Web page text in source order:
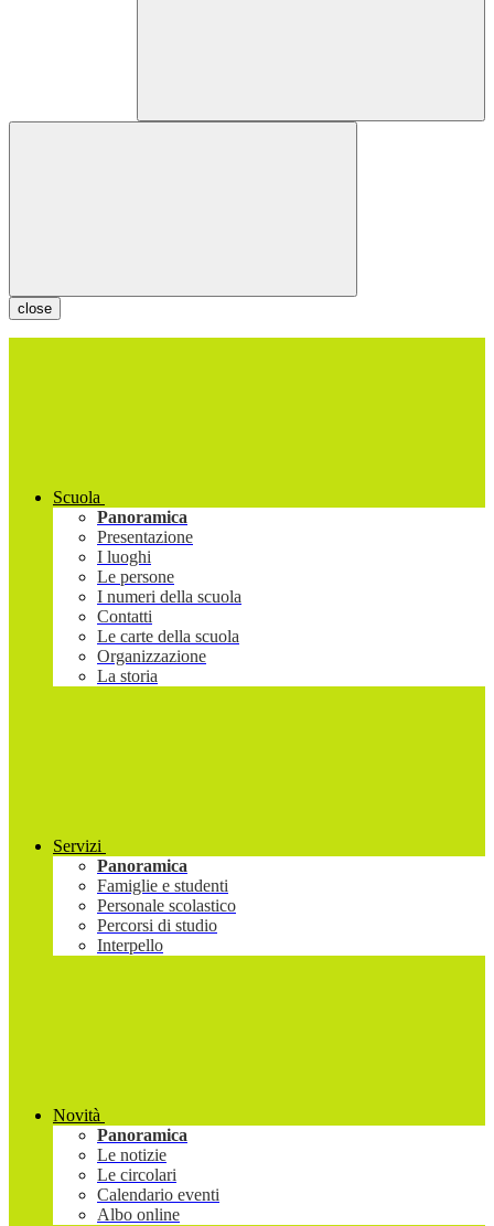
close
Scuola
Panoramica
Presentazione
I luoghi
Le persone
I numeri della scuola
Contatti
Le carte della scuola
Organizzazione
La storia
Servizi
Panoramica
Famiglie e studenti
Personale scolastico
Percorsi di studio
Interpello
Novità
Panoramica
Le notizie
Le circolari
Calendario eventi
Albo online